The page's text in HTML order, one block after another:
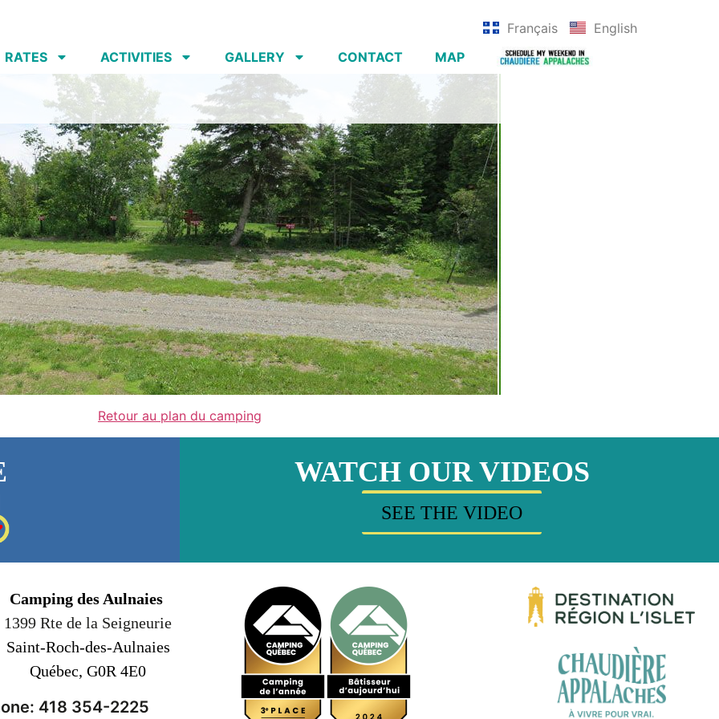
Français
English
RATES ACTIVITIES GALLERY CONTACT MAP
Retour au plan du camping
WATCH OUR VIDEOS
SEE THE VIDEO
Camping des Aulnaies
1399 Rte de la Seigneurie
Saint-Roch-des-Aulnaies
Québec, G0R 4E0
418 354-2225